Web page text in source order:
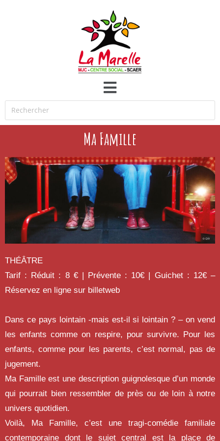
Ma Famille
THÉÂTRE
Tarif : Réduit : 8 € | Prévente : 10€ | Guichet : 12€ –
Réservez en ligne sur billetweb
Dans ce pays lointain -mais est-il si lointain ? – on vend
les enfants comme on respire, pour survivre. Pour les
enfants, comme pour les parents, c’est normal, pas de
jugement.
Ma Famille est une description guignolesque d’un monde
qui pourrait bien ressembler de près ou de loin à notre
univers quotidien.
Voilà, Ma Famille, c’est une tragi-comédie familiale
contemporaine dont le sujet central est la place de